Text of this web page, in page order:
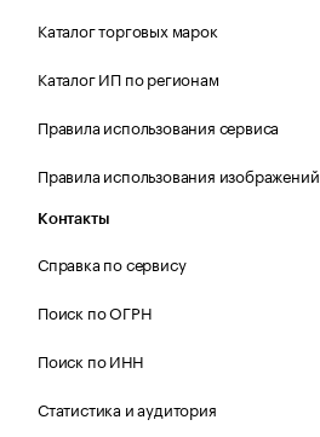
Каталог торговых марок
Каталог ИП по регионам
Правила использования сервиса
Правила использования изображений
Контакты
Справка по сервису
Поиск по ОГРН
Поиск по ИНН
Статистика и аудитория